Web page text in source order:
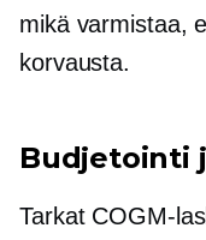
mikä varmistaa,
korvausta.
Budjetointi
Tarkat COGM-